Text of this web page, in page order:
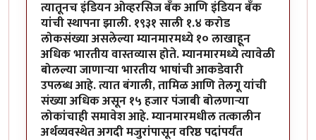
त्यातूनच इंडियन ओव्हरसिज बँक आणि इंडियन बँक
यांची स्थापना झाली. १९३१ साली १.४ करोड
लोकसंख्या असलेल्या म्यानमारमध्ये १० लाखाहून
अधिक भारतीय वास्तव्यास होते. म्यानमारमध्ये त्यावेळी
बोलल्या जाणाऱ्या भारतीय भाषांची आकडेवारी
उपलब्ध आहे. त्यात बंगाली, तामिळ आणि तेलगू यांची
संख्या अधिक असून १५ हजार पंजाबी बोलणाऱ्या
लोकांचाही समावेश आहे. म्यानमारमधील तत्कालीन
अर्थव्यवस्थेत अगदी मजुरांपासून वरिष्ठ पदांपर्यंत